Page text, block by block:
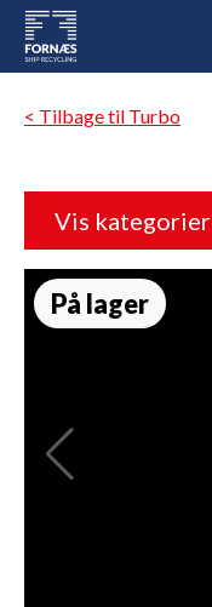
< Tilbage til Turbo
Vis kategorier
På lager